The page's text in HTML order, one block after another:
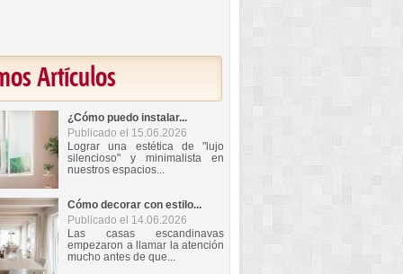
Artículos
¿Cómo puedo instalar...
Publicado el 15.06.2026
Lograr una estética de "lujo
silencioso" y minimalista en
nuestros espacios...
Cómo decorar con estilo...
Publicado el 14.06.2026
Las casas escandinavas
empezaron a llamar la atención
mucho antes de que...